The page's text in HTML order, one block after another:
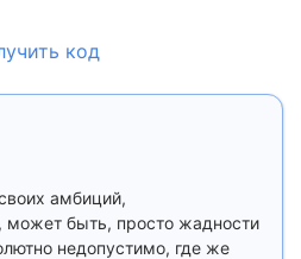
код
амбиций,
может быть, просто жадности
недопустимо, где же